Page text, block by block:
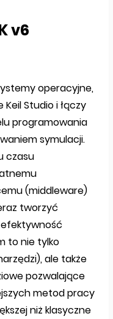
v6
operacyjne,
Studio i łączy
programowania
symulacji.
czasu
(middleware)
tworzyć
efektywność
to nie tylko
ale także
pozwalające
metod pracy
niż klasyczne